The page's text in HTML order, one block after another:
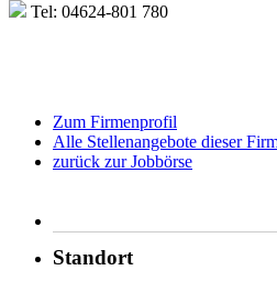
Tel: 04624-801 780
Zum Firmenprofil
Alle Stellenangebote dieser
zurück zur Jobbörse
Standort